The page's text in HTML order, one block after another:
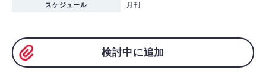
スケジュール 月刊
検討中に追加